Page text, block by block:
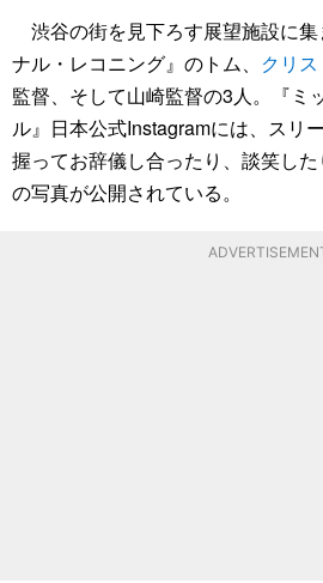
渋谷の街を見下ろす展望施設に
ナル・レコニング』のトム、 クリ
監督、そして山崎監督の3人。『ミ
ル』日本公式Instagramには、スリ
握ってお辞儀し合ったり、談笑し
の写真が公開されている。